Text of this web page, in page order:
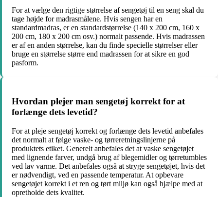
For at vælge den rigtige størrelse af sengetøj til en seng skal du
tage højde for madrasmålene. Hvis sengen har en
standardmadras, er en standardstørrelse (140 x 200 cm, 160 x
200 cm, 180 x 200 cm osv.) normalt passende. Hvis madrassen
er af en anden størrelse, kan du finde specielle størrelser eller
bruge en størrelse større end madrassen for at sikre en god
pasform.
Hvordan plejer man sengetøj korrekt for at
forlænge dets levetid?
For at pleje sengetøj korrekt og forlænge dets levetid anbefales
det normalt at følge vaske- og tørreretningslinjerne på
produktets etiket. Generelt anbefales det at vaske sengetøjet
med lignende farver, undgå brug af blegemidler og tørretumbles
ved lav varme. Det anbefales også at stryge sengetøjet, hvis det
er nødvendigt, ved en passende temperatur. At opbevare
sengetøjet korrekt i et ren og tørt miljø kan også hjælpe med at
opretholde dets kvalitet.